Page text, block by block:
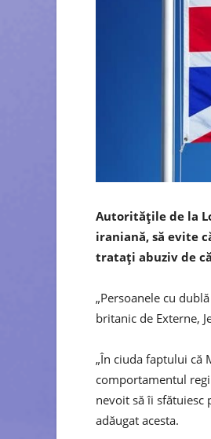
Autorităţile de la
iraniană, să evite
trataţi abuziv de
„Persoanele cu
britanic de Externe,
„În ciuda faptului că
comportamentul
nevoit să îi sfătuiesc
adăugat acesta.